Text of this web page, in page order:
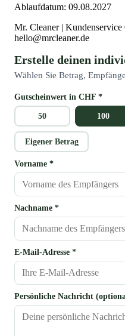
Ablaufdatum: 09.08.2027
Mr. Cleaner | Kundenservice
hello@mrcleaner.de
Erstelle deinen
Wählen Sie Betrag,
Gutscheinwert in CHF *
50 100
Eigener Betrag
Vorname *
Nachname *
E-Mail-Adresse *
Persönliche Nachricht